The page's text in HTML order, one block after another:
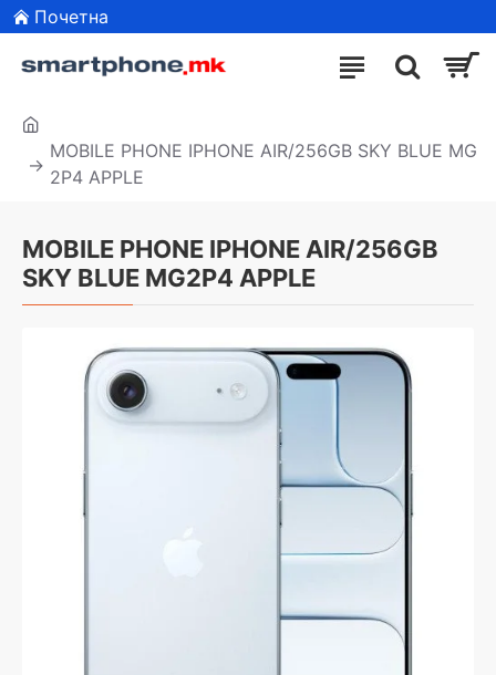
Почетна
MOBILE PHONE IPHONE AIR/256GB SKY BLUE MG
2P4 APPLE
MOBILE PHONE IPHONE AIR/256GB
SKY BLUE MG2P4 APPLE